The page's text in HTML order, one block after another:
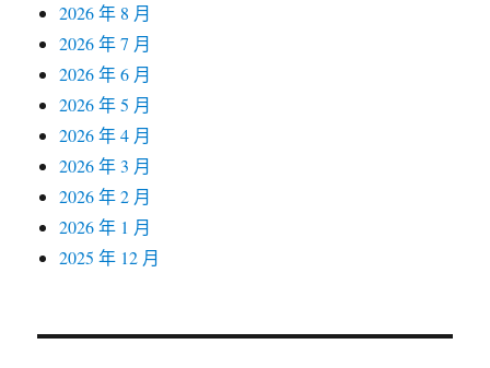
2026 年 8 月
2026 年 7 月
2026 年 6 月
2026 年 5 月
2026 年 4 月
2026 年 3 月
2026 年 2 月
2026 年 1 月
2025 年 12 月